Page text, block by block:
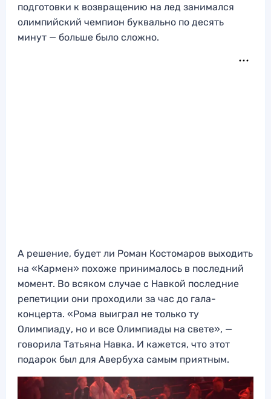
подготовки к возвращению на лед занимался
олимпийский чемпион буквально по десять
минут — больше было сложно.
А решение, будет ли Роман Костомаров выходить
на «Кармен» похоже принималось в последний
момент. Во всяком случае с Навкой последние
репетиции они проходили за час до гала-
концерта. «Рома выиграл не только ту
Олимпиаду, но и все Олимпиады на свете», —
говорила Татьяна Навка. И кажется, что этот
подарок был для Авербуха самым приятным.